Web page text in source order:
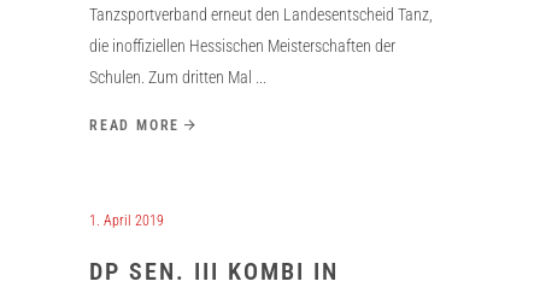
Tanzsportverband erneut den Landesentscheid Tanz,
die inoffiziellen Hessischen Meisterschaften der
Schulen. Zum dritten Mal
READ MORE
1. April 2019
DP SEN. III KOMBI IN